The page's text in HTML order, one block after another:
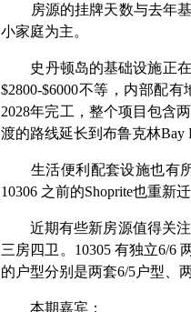
房源的挂牌天数与去年基
小家庭为主。
史丹顿岛的基础设施正在
$2800-$6000不等，内部配有
2028年完工，整个项目包含
渡的路线延长到布鲁克林Bay
生活便利配套设施也有所
10306 之前的Shoprite也重新
近期有些新房源值得关注
三房四卫。 10305 有独立6/6
的户型分别是两套6/5户型、
本期嘉宾：